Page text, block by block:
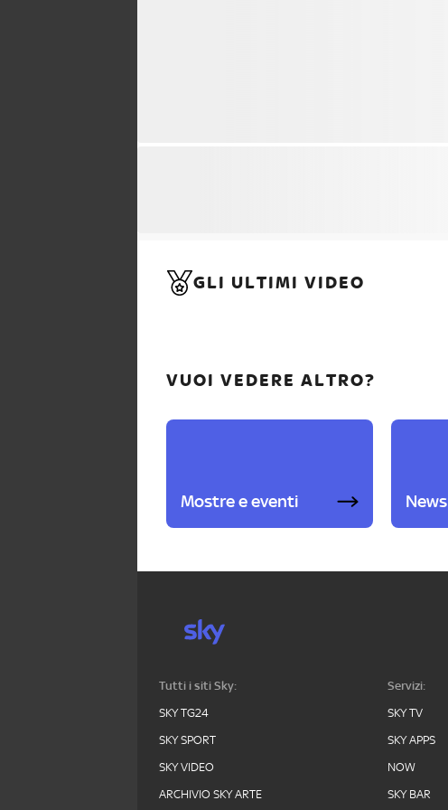
GLI ULTIMI VIDEO
VUOI VEDERE ALTRO?
Mostre e eventi News
Tutti i siti Sky:
SKY TG24
SKY SPORT
SKY VIDEO
ARCHIVIO SKY ARTE
Servizi:
SKY TV
SKY APPS
NOW
SKY BAR